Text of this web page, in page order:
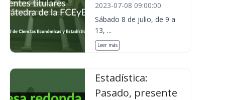
2023-07-08 09:00:00
Sábado 8 de julio, de 9 a
13, ...
Leer más
Estadística:
Pasado, presente